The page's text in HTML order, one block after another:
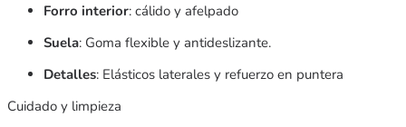
Forro interior: cálido y afelpado
Suela: Goma flexible y antideslizante.
Detalles: Elásticos laterales y refuerzo en puntera
Cuidado y limpieza